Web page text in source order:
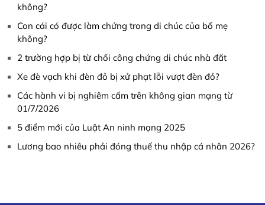
không?
Con cái có được làm chứng trong di chúc của bố mẹ
không?
2 trường hợp bị từ chối công chứng di chúc nhà đất
Xe đè vạch khi đèn đỏ bị xử phạt lỗi vượt đèn đỏ?
Các hành vi bị nghiêm cấm trên không gian mạng từ
01/7/2026
5 điểm mới của Luật An ninh mạng 2025
Lương bao nhiêu phải đóng thuế thu nhập cá nhân 2026?